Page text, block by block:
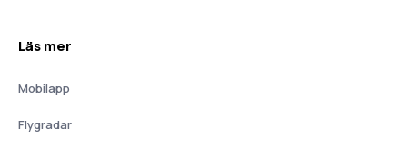
Läs mer
Mobilapp
Flygradar